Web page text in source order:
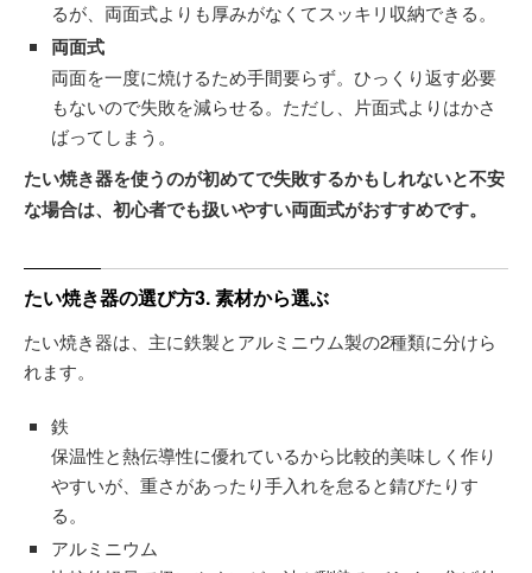
るが、両面式よりも厚みがなくてスッキリ収納できる。
両面式
両面を一度に焼けるため手間要らず。ひっくり返す必要
もないので失敗を減らせる。ただし、片面式よりはかさ
ばってしまう。
たい焼き器を使うのが初めてで失敗するかもしれないと不安
な場合は、初心者でも扱いやすい両面式がおすすめです。
たい焼き器の選び方3. 素材から選ぶ
たい焼き器は、主に鉄製とアルミニウム製の2種類に分けら
れます。
鉄
保温性と熱伝導性に優れているから比較的美味しく作り
やすいが、重さがあったり手入れを怠ると錆びたりす
る。
アルミニウム